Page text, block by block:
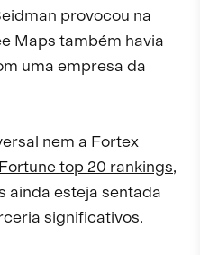
provocou na
Maps também havia
uma empresa da
nem a Fortex
Fortune top 20 rankings,
ainda esteja sentada
significativos.